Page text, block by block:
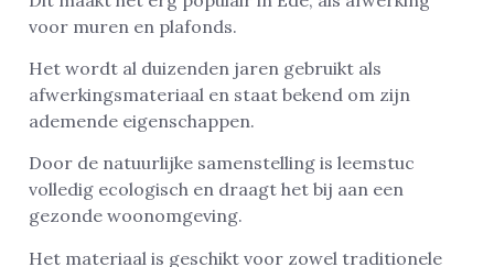
voor muren en plafonds.
Het wordt al duizenden jaren gebruikt als
afwerkingsmateriaal en staat bekend om zijn
ademende eigenschappen.
Door de natuurlijke samenstelling is leemstuc
volledig ecologisch en draagt het bij aan een
gezonde woonomgeving.
Het materiaal is geschikt voor zowel traditionele